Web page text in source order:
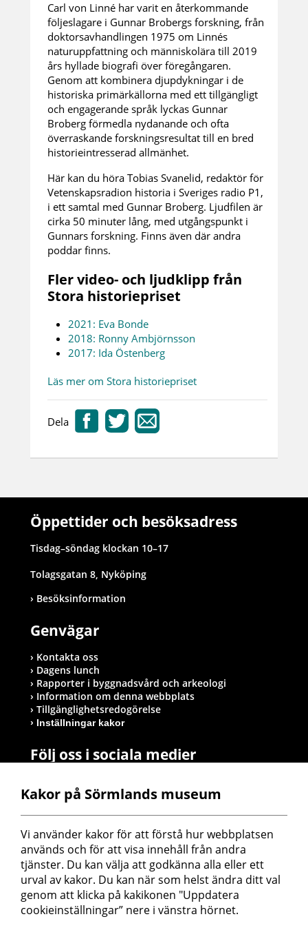
Carl von Linné har varit en återkommande
följeslagare i Gunnar Brobergs forskning, från
doktorsavhandlingen 1975 om Linnés
naturuppfattning och människolära till 2019
års hyllade biografi över föregångaren.
Genom att kombinera djupdykningar i de
historiska primärkällorna med ett tillgängligt
och engagerande språk lyckas Gunnar
Broberg förmedla nydanande och ofta
överraskande forskningsresultat till en bred
historieintresserad allmänhet.
Här kan du höra Tobias Svanelid, redaktör för
Vetenskapsradion historia i Sveriges radio P1,
i ett samtal med Gunnar Broberg. Ljudfilen är
cirka 50 minuter lång, med utgångspunkt i
Gunnars forskning. Finns även där andra
poddar finns.
Fler video- och ljudklipp från
Stora historiepriset
2021: Eva Bonde
2018: Ronny Ambjörnsson
2017: Ida Östenberg
Läs mer om Stora historiepriset
Dela
Öppettider och besöksadress
Tisdag–söndag klockan 10–17
Tolagsgatan 8, Nyköping
Besöksinformation
Genvägar
Kontakta oss
Dagens lunch
Rapporter i byggnadsvård och arkeologi
Information om denna webbplats
Tillgänglighetsredogörelse
Inställningar kakor
Följ oss i sociala medier
Postadress
Sörmlands museum
Box 314
611 26 Nyköping
Kakor på Sörmlands museum
Vi använder kakor för att förstå hur webbplatsen
används och för att visa innehåll från andra
tjänster. Du kan välja att godkänna alla eller ett
urval av kakor. Du kan när som helst ändra ditt val
genom att klicka på kakikonen "Uppdatera
cookieinställningar” nere i vänstra hörnet.